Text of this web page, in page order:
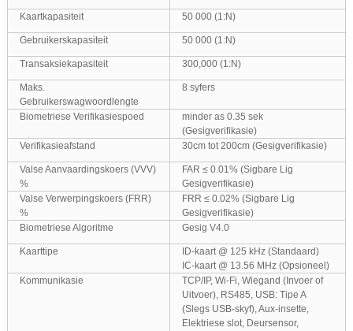
Kaartkapasiteit 50 000 (1:N)
Gebruikerskapasiteit 50 000 (1:N)
Transaksiekapasiteit 300,000 (1:N)
Maks.
Gebruikerswagwoordlengte
8 syfers
Biometriese Verifikasiespoed
minder as 0.35 sek
(Gesigverifikasie)
Verifikasieafstand
30cm tot 200cm (Gesigverifikasie)
Valse Aanvaardingskoers (VVV)
%
FAR ≤ 0.01% (Sigbare Lig
Gesigverifikasie)
Valse Verwerpingskoers (FRR)
%
FRR ≤ 0.02% (Sigbare Lig
Gesigverifikasie)
Biometriese Algoritme
Gesig V4.0
Kaarttipe
ID-kaart @ 125 kHz (Standaard)
IC-kaart @ 13.56 MHz (Opsioneel)
Kommunikasie
TCP/IP, Wi-Fi, Wiegand (Invoer of
Uitvoer), RS485, USB: Tipe A
(Slegs USB-skyf), Aux-insette,
Elektriese slot, Deursensor,